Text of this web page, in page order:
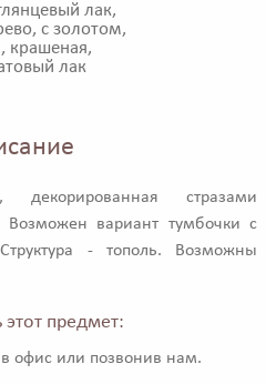
лак,
с золотом,
крашеная,
лак
декорированная стразами
Возможен вариант тумбочки с
- тополь. Возможны
этот предмет:
офис или позвонив нам.